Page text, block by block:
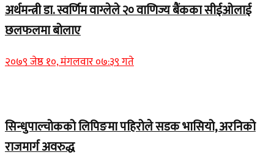
अर्थमन्त्री डा. स्वर्णिम वाग्लेले २० वाणिज्य बैंकका सीईओलाई
छलफलमा बोलाए
२०७९ जेष्ठ १०, मंगलवार ०७:३९ गते
सिन्धुपाल्चोकको लिपिङमा पहिरोले सडक भासियो, अरनिको
राजमार्ग अवरुद्ध